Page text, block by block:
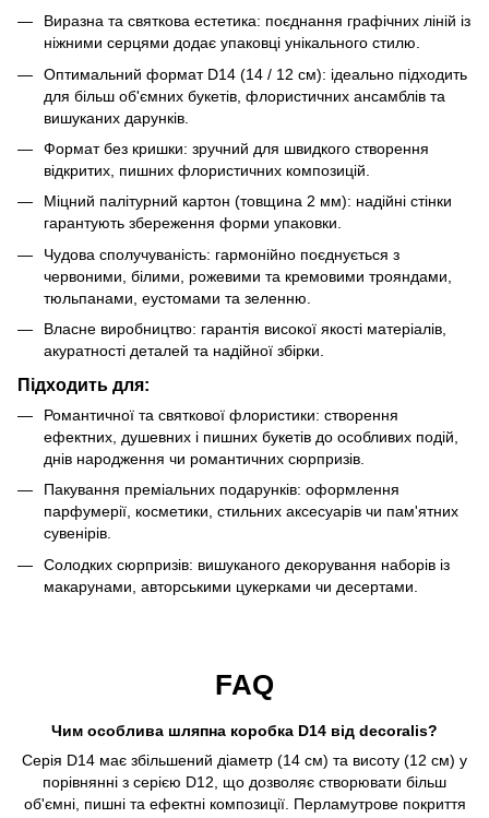
Виразна та святкова естетика: поєднання графічних ліній із
ніжними серцями додає упаковці унікального стилю.
Оптимальний формат D14 (14 / 12 см): ідеально підходить
для більш об'ємних букетів, флористичних ансамблів та
вишуканих дарунків.
Формат без кришки: зручний для швидкого створення
відкритих, пишних флористичних композицій.
Міцний палітурний картон (товщина 2 мм): надійні стінки
гарантують збереження форми упаковки.
Чудова сполучуваність: гармонійно поєднується з
червоними, білими, рожевими та кремовими трояндами,
тюльпанами, еустомами та зеленню.
Власне виробництво: гарантія високої якості матеріалів,
акуратності деталей та надійної збірки.
Підходить для:
Романтичної та святкової флористики: створення
ефектних, душевних і пишних букетів до особливих подій,
днів народження чи романтичних сюрпризів.
Пакування преміальних подарунків: оформлення
парфумерії, косметики, стильних аксесуарів чи пам'ятних
сувенірів.
Солодких сюрпризів: вишуканого декорування наборів із
макарунами, авторськими цукерками чи десертами.
FAQ
Чим особлива шляпна коробка D14 від decoralis?
Серія D14 має збільшений діаметр (14 см) та висоту (12 см) у
порівнянні з серією D12, що дозволяє створювати більш
об'ємні, пишні та ефектні композиції. Перламутрове покриття